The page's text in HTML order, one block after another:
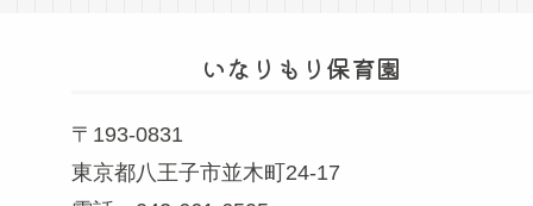
いなりもり保育園
〒193-0831
東京都八王子市並木町24-17